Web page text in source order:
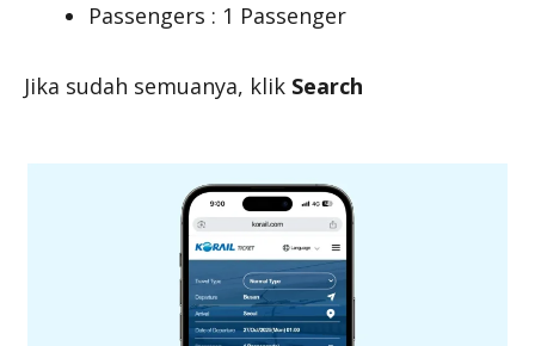
Passengers : 1 Passenger
Jika sudah semuanya, klik Search